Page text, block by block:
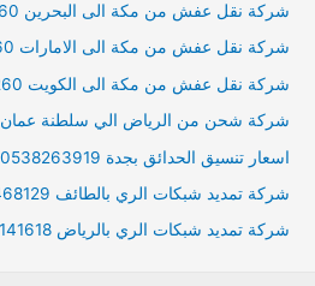
شركة نقل عفش من مكة الى البحرين 0561162260
شركة نقل عفش من مكة الى الامارات 0561162260
شركة نقل عفش من مكة الى الكويت 0561162260
شركة شحن من الرياض الي سلطنة عمان 0561162260 اقل سعر
اسعار تنسيق الحدائق بجدة 0538263919
شركة تمديد شبكات الري بالطائف 0543468129 العادية والاتوماتيكية
شركة تمديد شبكات الري بالرياض 0544141618 تمديد ليات زراعية